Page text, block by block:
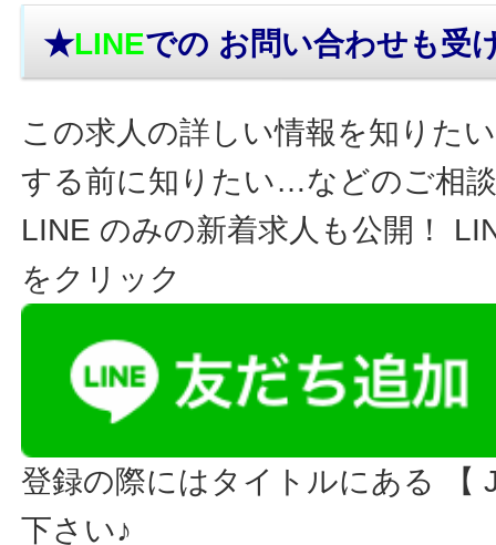
★LINEでの お問い合わせも受
この求人の詳しい情報を知りた
する前に知りたい…などのご相
LINE のみの新着求人も公開！
をクリック
登録の際にはタイトルにある 【
下さい♪